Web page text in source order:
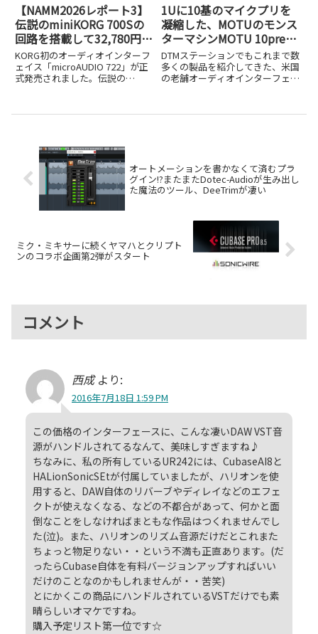
【NAMM2026レポート3】
伝説のminiKORG 700Sの
回路を搭載して32,780円!?
アナログフィルター内蔵オ
ーディオIF、KORG
microAUDIO 722の実力
KORG初のオーディオインターフ
ェイス「microAUDIO 722」が正
式発売されました。伝説の
円という価格とともに検証しま
1Uに10基のマイクプリを
凝縮した、MOTUのモンス
ターマシンMOTU 10preが
発売開始！
DTMステーションでもこれまで数
多くの製品を紹介してきた、米国
の老舗オーディオインターフェイ
という限られたスペースに、10
オートメーションを書かなくて済むプラ
グイン!?またまたDotec-Audioが生み出し
た魔法のツール、DeeTrimが凄い
ミク・ミキサーに続くヤマハとクリプト
ンのコラボ企画第2弾がスタート
コメント
西成 より:
2016年7月18日 1:59 PM
この価格のインターフェースに、こんな凄いDAW VST音
源がハンドルされてるなんて、美味しすぎますね♪
ちなみに、私の所有しているUR242には、CubaseAI8と
HALionSonicSEtが付属していましたが、ハリオンを使
用すると、DAW自体のリバーブやディレイなどのエフェ
クトが使えなくなる、などの不都合があって、何かと面
倒なことをしなければまともな作品はつくれませんでし
た(泣)。また、ハリオンのリズム音源だけだとこれまた
ちょっと物足りない・・という不満も正直あります。(だ
ったらCubase自体を有料バージョンアップすればいい
だけのことなのかもしれませんが・・苦笑)
とにかくこの商品にハンドルされているVSTだけでも素
晴らしいオマケですね。
購入予定リスト第一位です☆